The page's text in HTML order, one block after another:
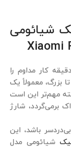
شیائومی
باتری ۳۲۰۰ میلی‌آمپرساعت، تا حدود ۱۷۰ دقیقه کار مداوم را
بزرگ، معمولاً یک
مهم‌تر این است
برمی‌گردد، شارژ
باشد، این
شیائومی مدل